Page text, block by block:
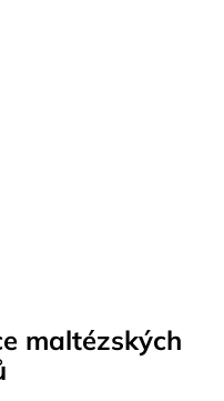
maltézských